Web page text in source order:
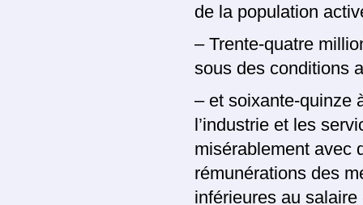
de la population
– Trente-quatre
sous des conditions
– et soixante-quinze
l’industrie et les
misérablement avec
rémunérations des
inférieures au